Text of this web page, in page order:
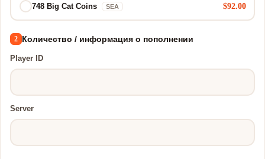
748 Big Cat Coins SEA $92.00
2 Количество / информация о пополнении
Player ID
Server